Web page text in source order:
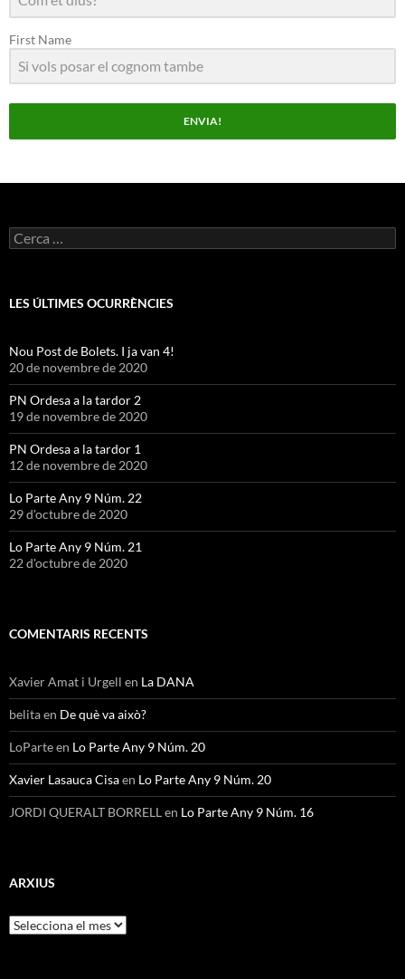
First Name
ENVIA!
Cerca:
LES ÚLTIMES OCURRÈNCIES
Nou Post de Bolets. I ja van 4!
20 de novembre de 2020
PN Ordesa a la tardor 2
19 de novembre de 2020
PN Ordesa a la tardor 1
12 de novembre de 2020
Lo Parte Any 9 Núm. 22
29 d'octubre de 2020
Lo Parte Any 9 Núm. 21
22 d'octubre de 2020
COMENTARIS RECENTS
Xavier Amat i Urgell en La DANA
belitaen De què va això?
LoParteen Lo Parte Any 9 Núm. 20
Xavier Lasauca Cisaen Lo Parte Any 9 Núm. 20
JORDI QUERALT BORRELL en Lo Parte Any 9 Núm. 16
ARXIUS
Arxius